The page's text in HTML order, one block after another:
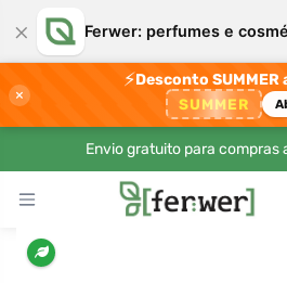
× Ferwer: perfumes e
×
⚡Desconto SUMMER
SUMMER
Envio gratuito para compras